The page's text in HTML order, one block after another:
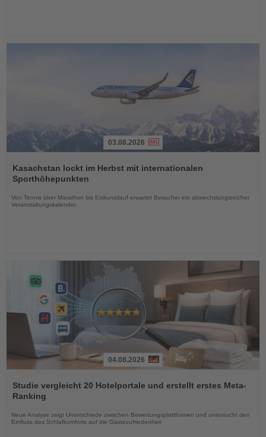
Sie
die
Nachrichten
03.08.2026
Kasachstan lockt im Herbst mit internationalen
Sporthöhepunkten
Von Tennis über Marathon bis Eiskunstlauf erwartet Besucher ein abwechslungsreicher
Veranstaltungskalender
Sie
die
Nachrichten
04.08.2026
Studie vergleicht 20 Hotelportale und erstellt erstes Meta-
Ranking
Neue Analyse zeigt Unterschiede zwischen Bewertungsplattformen und untersucht den
Einfluss des Schlafkomforts auf die Gästezufriedenheit